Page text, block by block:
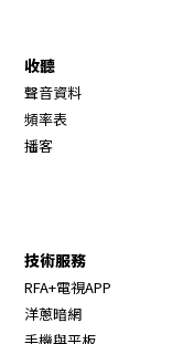
收聽
聲音資料
頻率表
播客
技術服務
RFA+電視APP
洋蔥暗網